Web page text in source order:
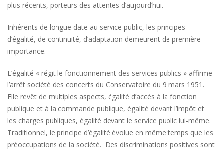
plus récents, porteurs des attentes d’aujourd’hui.
Inhérents de longue date au service public, les principes
d’égalité, de continuité, d’adaptation demeurent de première
importance.
L’égalité « régit le fonctionnement des services publics » affirme
l’arrêt société des concerts du Conservatoire du 9 mars 1951.
Elle revêt de multiples aspects, égalité d’accès à la fonction
publique et à la commande publique, égalité devant l’impôt et
les charges publiques, égalité devant le service public lui-même.
Traditionnel, le principe d’égalité évolue en même temps que les
préoccupations de la société. Des discriminations positives sont